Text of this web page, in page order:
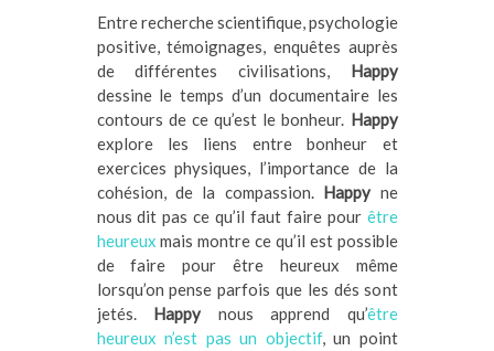
Entre recherche scientifique, psychologie
positive, témoignages, enquêtes auprès
de différentes civilisations, Happy
dessine le temps d’un documentaire les
contours de ce qu’est le bonheur. Happy
explore les liens entre bonheur et
exercices physiques, l’importance de la
cohésion, de la compassion. Happyne
nous dit pas ce qu’il faut faire pourêtre
heureux mais montre ce qu’il est possible
de faire pour être heureux même
lorsqu’on pense parfois que les dés sont
jetés. Happynous apprend qu’être
heureux n’est pas un objectif, un point